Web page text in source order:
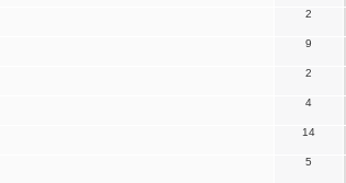
2
9
2
4
14
5